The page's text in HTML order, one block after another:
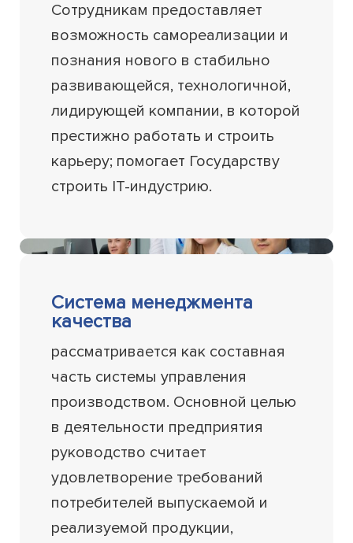
Сотрудникам предоставляет
возможность самореализации и
познания нового в стабильно
развивающейся, технологичной,
лидирующей компании, в которой
престижно работать и строить
карьеру; помогает Государству
строить IT-индустрию.
Система менеджмента
качества
рассматривается как составная
часть системы управления
производством. Основной целью
в деятельности предприятия
руководство считает
удовлетворение требований
потребителей выпускаемой и
реализуемой продукции,